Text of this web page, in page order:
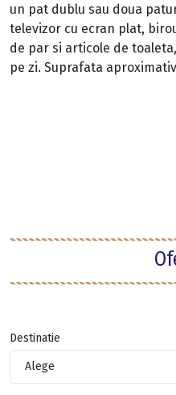
un pat dublu sau doua
televizor cu ecran plat,
de par si articole de
pe zi. Suprafata
Destinatie
Alege